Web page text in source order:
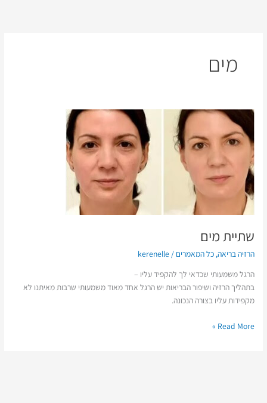
מים
שתיית מים
הרזיה בריאה,כל המאמרים /
kerenelle
הרגל משמעותי שכדאי לך להקפיד עליו –
בתהליך הרזיה ושיפור הבריאות יש הרגל אחד מאוד משמעותי שרבות מאיתנו לא
מקפידות עליו בצורה הנכונה.
שתיית
מים
Read More »